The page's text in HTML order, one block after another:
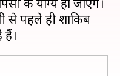
के योग्य हो जाएंगे।
से पहले ही शाकिब